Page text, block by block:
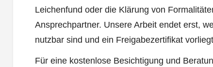
Leichenfund oder die Klärung von
Ansprechpartner. Unsere Arbeit endet erst,
nutzbar sind und ein Freigabezertifikat
Für eine kostenlose Besichtigung und